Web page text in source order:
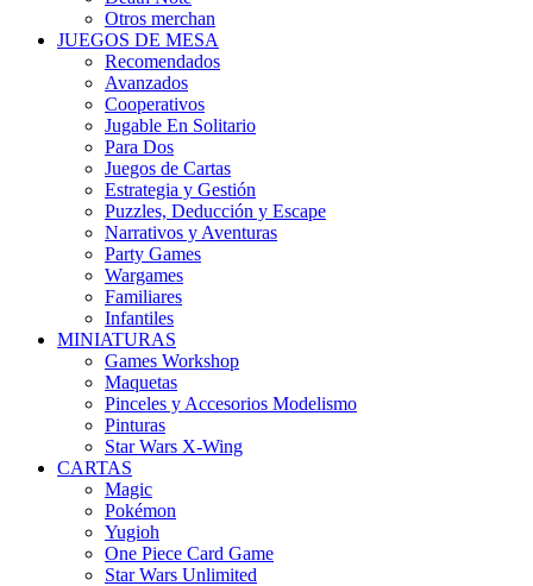
Otros merchan
JUEGOS DE MESA
Recomendados
Avanzados
Cooperativos
Jugable En Solitario
Para Dos
Juegos de Cartas
Estrategia y Gestión
Puzzles, Deducción y Escape
Narrativos y Aventuras
Party Games
Wargames
Familiares
Infantiles
MINIATURAS
Games Workshop
Maquetas
Pinceles y Accesorios Modelismo
Pinturas
Star Wars X-Wing
CARTAS
Magic
Pokémon
Yugioh
One Piece Card Game
Star Wars Unlimited